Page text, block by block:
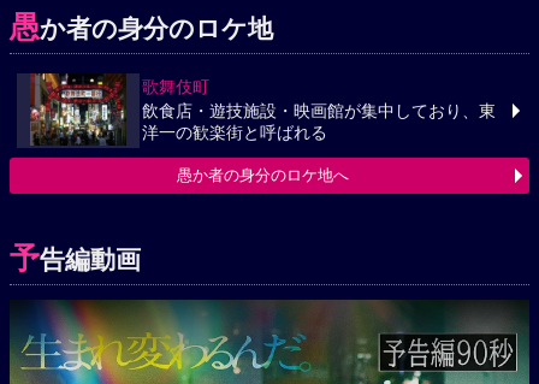
愚か者の身分のロケ地
歌舞伎町
飲食店・遊技施設・映画館が集中しており、東
洋一の歓楽街と呼ばれる
愚か者の身分のロケ地へ
予告編動画